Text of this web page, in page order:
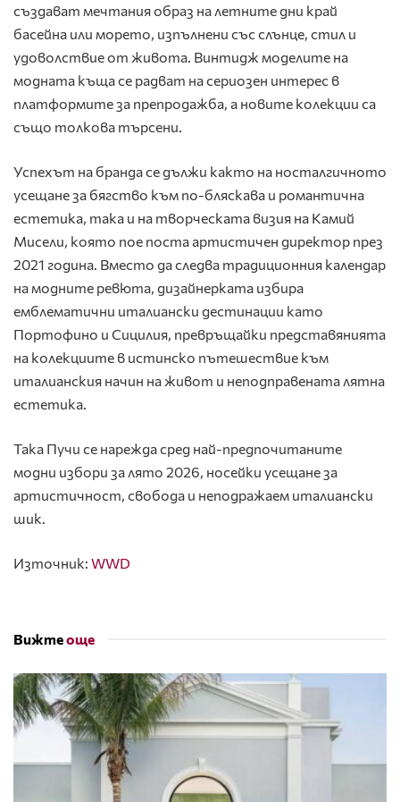
създават мечтания образ на летните дни край
басейна или морето, изпълнени със слънце, стил и
удоволствие от живота. Винтидж моделите на
модната къща се радват на сериозен интерес в
платформите за препродажба, а новите колекции са
също толкова търсени.
Успехът на бранда се дължи както на носталгичното
усещане за бягство към по-бляскава и романтична
естетика, така и на творческата визия на Камий
Мисели, която пое поста артистичен директор през
2021 година. Вместо да следва традиционния календар
на модните ревюта, дизайнерката избира
емблематични италиански дестинации като
Портофино и Сицилия, превръщайки представянията
на колекциите в истинско пътешествие към
италианския начин на живот и неподправената лятна
естетика.
Така Пучи се нарежда сред най-предпочитаните
модни избори за лято 2026, носейки усещане за
артистичност, свобода и неподражаем италиански
шик.
Източник: WWD
Вижтеоще